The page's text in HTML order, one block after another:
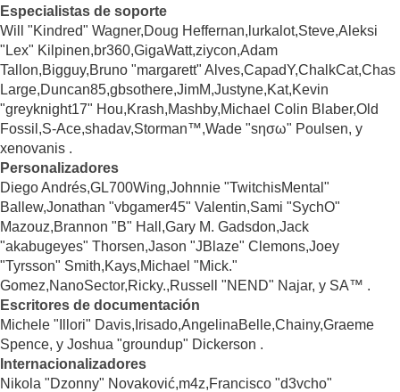
Especialistas de soporte
Will "Kindred" Wagner,Doug Heffernan,lurkalot,Steve,Aleksi
"Lex" Kilpinen,br360,GigaWatt,ziycon,Adam
Tallon,Bigguy,Bruno "margarett" Alves,CapadY,ChalkCat,Chas
Large,Duncan85,gbsothere,JimM,Justyne,Kat,Kevin
"greyknight17" Hou,Krash,Mashby,Michael Colin Blaber,Old
Fossil,S-Ace,shadav,Storman™,Wade "sησω" Poulsen, y
xenovanis .
Personalizadores
Diego Andrés,GL700Wing,Johnnie "TwitchisMental"
Ballew,Jonathan "vbgamer45" Valentin,Sami "SychO"
Mazouz,Brannon "B" Hall,Gary M. Gadsdon,Jack
"akabugeyes" Thorsen,Jason "JBlaze" Clemons,Joey
"Tyrsson" Smith,Kays,Michael "Mick."
Gomez,NanoSector,Ricky.,Russell "NEND" Najar, y SA™ .
Escritores de documentación
Michele "Illori" Davis,Irisado,AngelinaBelle,Chainy,Graeme
Spence, y Joshua "groundup" Dickerson .
Internacionalizadores
Nikola "Dzonny" Novaković,m4z,Francisco "d3vcho"